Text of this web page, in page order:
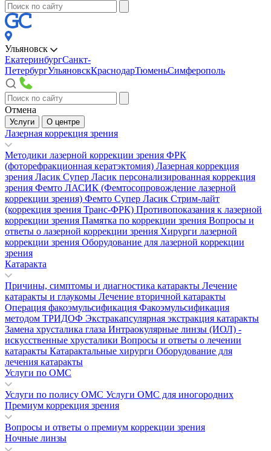
Ульяновск
ЕкатеринбургСанкт-
ПетербургУльяновскКраснодарТюменьСимферополь
Отмена
Услуги О центре
Лазерная коррекция зрения
Методики лазерной коррекции зрения ФРК
(фоторефракционная кератэктомия) Лазерная коррекция
зрения Ласик Супер Ласик персонализированная коррекция
зрения Фемто ЛАСИК (Фемтосопровождение лазерной
коррекции зрения) Фемто Супер Ласик Стрим-лайт
(коррекция зрения Транс-ФРК) Противопоказания к лазерной
коррекции зрения Памятка по коррекции зрения Вопросы и
ответы о лазерной коррекции зрения Хирурги лазерной
коррекции зрения Оборудование для лазерной коррекции
зрения
Катаракта
Причины, симптомы и диагностика катаракты Лечение
катаракты и глаукомы Лечение вторичной катаракты
Операция факоэмульсификация Факоэмульсификация
методом ТРИДОФ Экстракапсулярная экстракция катаракты
Замена хрусталика глаза Интраокулярные линзы (ИОЛ) -
искусственные хрусталики Вопросы и ответы о лечении
катаракты Катарактальные хирурги Оборудование для
лечения катаракты
Услуги по ОМС
Услуги по полису ОМС Услуги ОМС для иногородних
Премиум коррекция зрения
Вопросы и ответы о премиум коррекции зрения
Ночные линзы